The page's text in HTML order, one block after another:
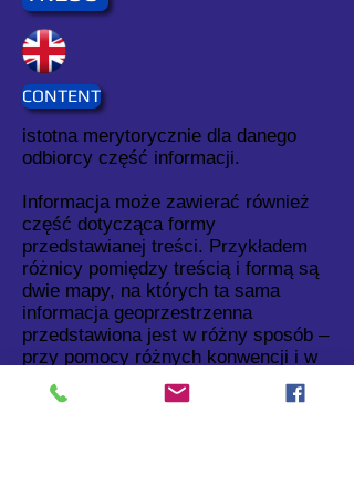
CONTENT
istotna merytorycznie dla danego
odbiorcy część informacji.
Informacja może zawierać również
część dotycząca formy
przedstawianej treści. Przykładem
różnicy pomiędzy treścią i formą są
dwie mapy, na których ta sama
informacja geoprzestrzenna
przedstawiona jest w różny sposób –
przy pomocy różnych konwencji i w
rezultacie różnych zbiorów symboli
kartograficznych.